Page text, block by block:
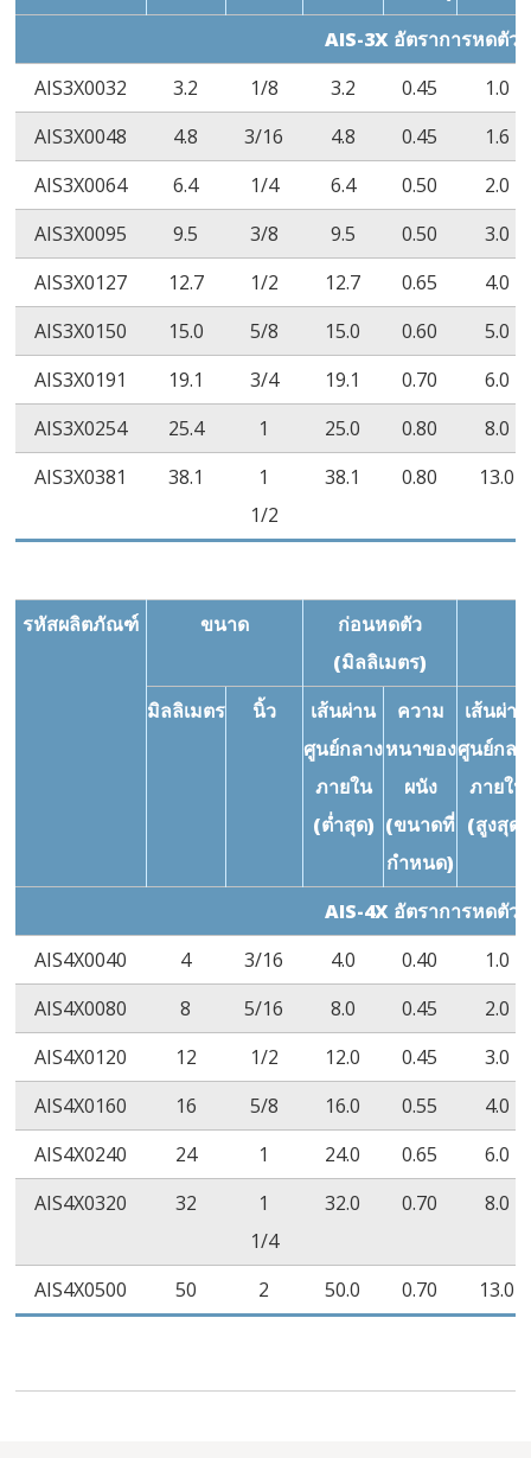
ใช้งาน
D2671
(158˚C/168
ชั่วโมง)
เปอร์เซ็นต์การยืด
ตัว ณ จุดขาดหลัง
เร่งอายุการใช้งาน
≥100%
ASTM
D2671
(158˚C/168
ชั่วโมง)
ภาวะช็อคจาก
ความร้อน
ไม่มีการแตก
ร้าว
ASTM
D2671
(250˚C/4
ชั่วโมง)
ความยืดหยุ่นใน
ไม่มีการแตก
ร้าว
ASTM
ชั่วโมง)
ไม่ชำรุด
D2671
Ω‧cm
D2671
ไม่มีการ
ASTM
D2671
(158˚C/168
ชั่วโมง)
ประสิทธิภาพความ
ไวไฟ
VW-1 UL224
ชนิดกาวร้อนละลาย
คุณสมบัติ
วิธีทดสอบ
ค่าการท
AIS-3X อัตราการหดตัว
AIS3X0032
3.2 1/8 3.2 0.45
1.0
AIS3X0048
4.8 3/16 4.8 0.45
1.6
AIS3X0064
6.4 1/4 6.4 0.50
2.0
AIS3X0095
9.5 3/8 9.5 0.50
3.0
AIS3X0127
12.7 1/2 12.7 0.65
4.0
AIS3X0150
15.0 5/8 15.0 0.60
5.0
AIS3X0191
19.1 3/4 19.1 0.70
6.0
AIS3X0254
25.4 1 25.0 0.80
8.0
AIS3X0381
38.1
1
1/2
38.1 0.80 13.0
รหัสผลิตภัณฑ์ ขนาด
ก่อนหดตัว
(มิลลิเมตร)
มิลลิเมตร
นิ้ว
เส้นผ่าน
ศูนย์กลาง
ภายใน
(ต่ำสุด)
ความ
หนาของ
ผนัง
(ขนาดที่
กำหนด)
เส้นผ่าน
ศูนย์กลา
ภายใน
(สูงสุด)
AIS-4X อัตราการหดตัว
AIS4X0040
4 3/16 4.0 0.40
1.0
AIS4X0080
8 5/16 8.0 0.45
2.0
AIS4X0120
12 1/2 12.0 0.45
3.0
AIS4X0160
16 5/8 16.0 0.55
4.0
AIS4X0240
24 1 24.0 0.65
6.0
AIS4X0320
32
1
1/4
32.0 0.70 8.0
AIS4X0500 50 2 50.0 0.70 13.0